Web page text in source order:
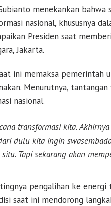
menekankan bahwa
nasional, khususnya
Presiden saat
Jakarta.
ini memaksa pemerintah
Menurutnya,
nasional.
transformasi kita.
dulu kita ingin
Tapi sekarang akan
pengalihan ke energi
saat ini mendorong